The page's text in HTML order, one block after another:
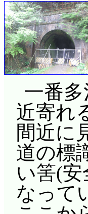
一番
近寄れ
間近に
道の標
い筈(
なって